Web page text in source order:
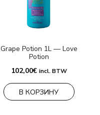
Grape Potion 1L — Love
Potion
102,00€ incl. BTW
В КОРЗИНУ